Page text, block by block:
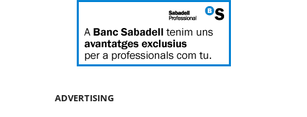
ADVERTISING